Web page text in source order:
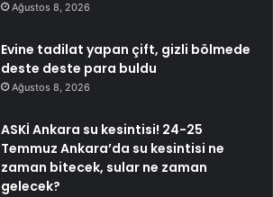
Ağustos 8, 2026
Evine tadilat yapan çift, gizli bölmede
deste deste para buldu
Ağustos 8, 2026
ASKİ Ankara su kesintisi! 24-25
Temmuz Ankara’da su kesintisi ne
zaman bitecek, sular ne zaman
gelecek?